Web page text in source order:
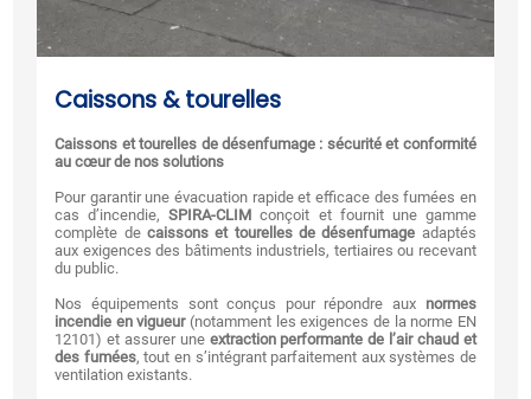
Caissons & tourelles
Caissons et tourelles de désenfumage : sécurité et conformité
au cœur de nos solutions
Pour garantir une évacuation rapide et efficace des fumées en
cas d’incendie,SPIRA-CLIM conçoit et fournit une gamme
complète de caissons et tourelles de désenfumage adaptés
aux exigences des bâtiments industriels, tertiaires ou recevant
du public.
Nos équipements sont conçus pour répondre aux normes
incendie en vigueur(notamment les exigences de la norme EN
12101) et assurer une extraction performante de l’air chaud et
des fumées, tout en s’intégrant parfaitement aux systèmes de
ventilation existants.